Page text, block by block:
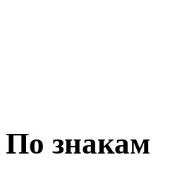
По знакам